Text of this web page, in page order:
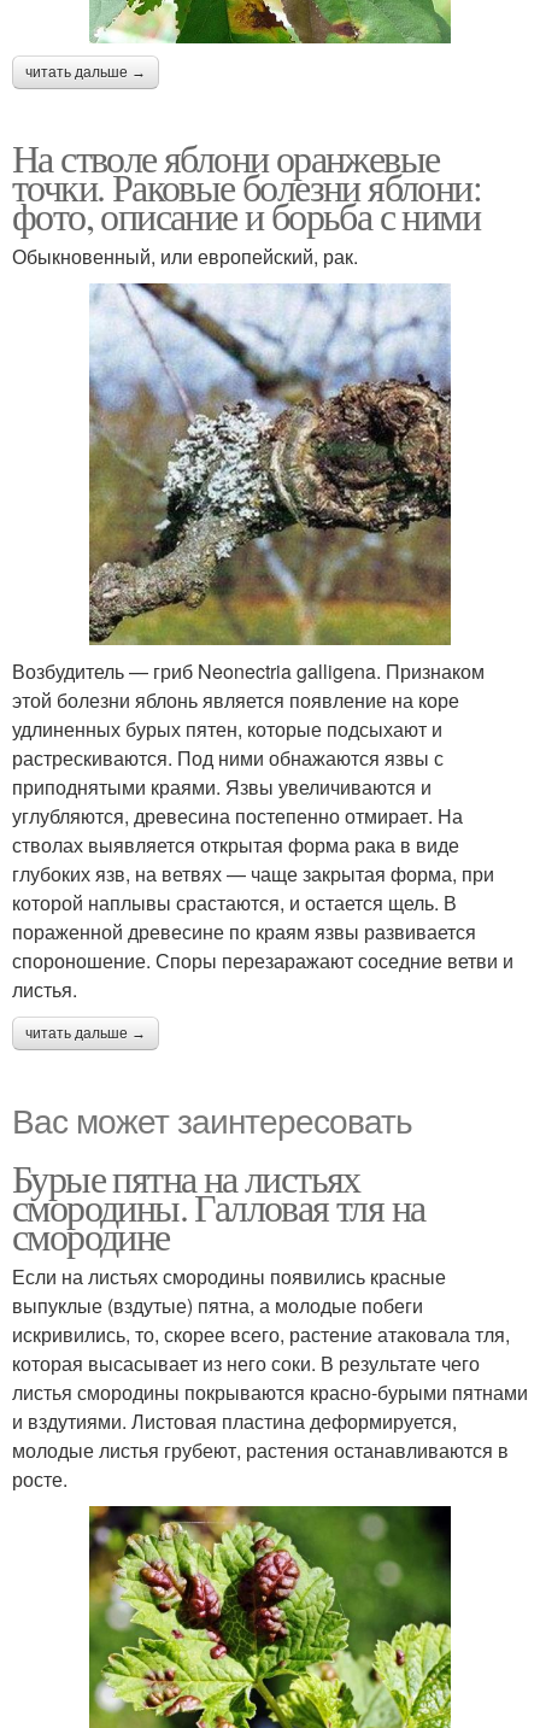
читать дальше →
На стволе яблони оранжевые
точки. Раковые болезни яблони:
фото, описание и борьба с ними
Обыкновенный, или европейский, рак.
Возбудитель — гриб Neonectria galligena. Признаком
этой болезни яблонь является появление на коре
удлиненных бурых пятен, которые подсыхают и
растрескиваются. Под ними обнажаются язвы с
приподнятыми краями. Язвы увеличиваются и
углубляются, древесина постепенно отмирает. На
стволах выявляется открытая форма рака в виде
глубоких язв, на ветвях — чаще закрытая форма, при
которой наплывы срастаются, и остается щель. В
пораженной древесине по краям язвы развивается
спороношение. Споры перезаражают соседние ветви и
листья.
читать дальше →
Вас может заинтересовать
Бурые пятна на листьях
смородины. Галловая тля на
смородине
Если на листьях смородины появились красные
выпуклые (вздутые) пятна, а молодые побеги
искривились, то, скорее всего, растение атаковала тля,
которая высасывает из него соки. В результате чего
листья смородины покрываются красно-бурыми пятнами
и вздутиями. Листовая пластина деформируется,
молодые листья грубеют, растения останавливаются в
росте.